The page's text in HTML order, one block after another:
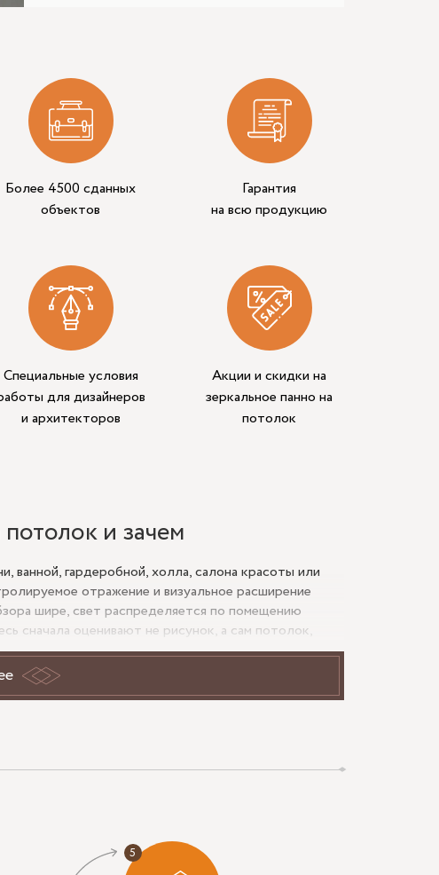
Более 4500 сданных
объектов
Гарантия
на всю продукцию
Специальные условия
для дизайнеров
и архитекторов
Акции и скидки на
зеркальное панно на
потолок
и зачем
ванной, гардеробной, холла, салона красоты или
отражение и визуальное расширение
шире, свет распределяется по помещению
сначала оценивают не рисунок, а сам потолок,
стекло, панно и формат заказа.
листом, а из панелей с делением. Так
В ванной смотрят на влагостойкость амальгамы, в
на потолок
подготовки нельзя. Даже небольшая подвижка